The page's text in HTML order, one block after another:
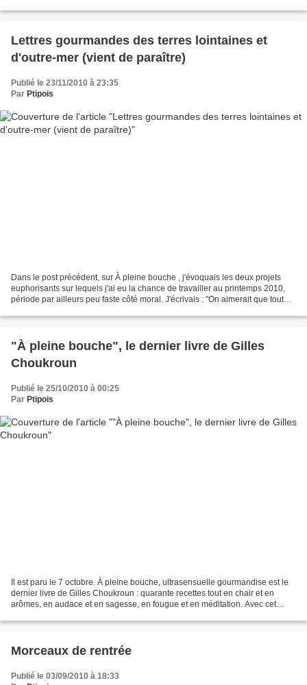
Lettres gourmandes des terres lointaines et
d'outre-mer (vient de paraître)
Publié le 23/11/2010 à 23:35
Par Ptipois
Dans le post précédent, sur À pleine bouche , j'évoquais les deux projets
euphorisants sur lequels j'ai eu la chance de travailler au printemps 2010,
période par ailleurs peu faste côté moral. J'écrivais : "On aimerait que toute
"À pleine bouche", le dernier livre de Gilles
Choukroun
Publié le 25/10/2010 à 00:25
Par Ptipois
Il est paru le 7 octobre. À pleine bouche, ultrasensuelle gourmandise est le
dernier livre de Gilles Choukroun : quarante recettes tout en chair et en
arômes, en audace et en sagesse, en fougue et en méditation. Avec cet
Morceaux de rentrée
Publié le 03/09/2010 à 18:33